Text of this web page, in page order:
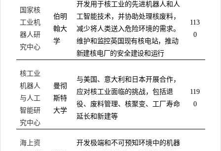
国家核
工业机
器人研
究中心
伯明
翰大
学
开发用于核工业的先进机器人和人
工智能技术，并协助处理核废料，
减少将人类送入危险环境的需求。
维护和 监控英国现有核电站，推动
新建核电厂的安全建设和运行
113
0
核工业
机器人
与人工
智能研
究中心
曼彻
斯特
大学
与美国、意大利和日本开展合作，
应对核工业面临的挑战，包括退
役、废料管理、核聚变、工厂寿命
延长和新建等
119
0
海上资
开发极端和不可预知环境中的机器